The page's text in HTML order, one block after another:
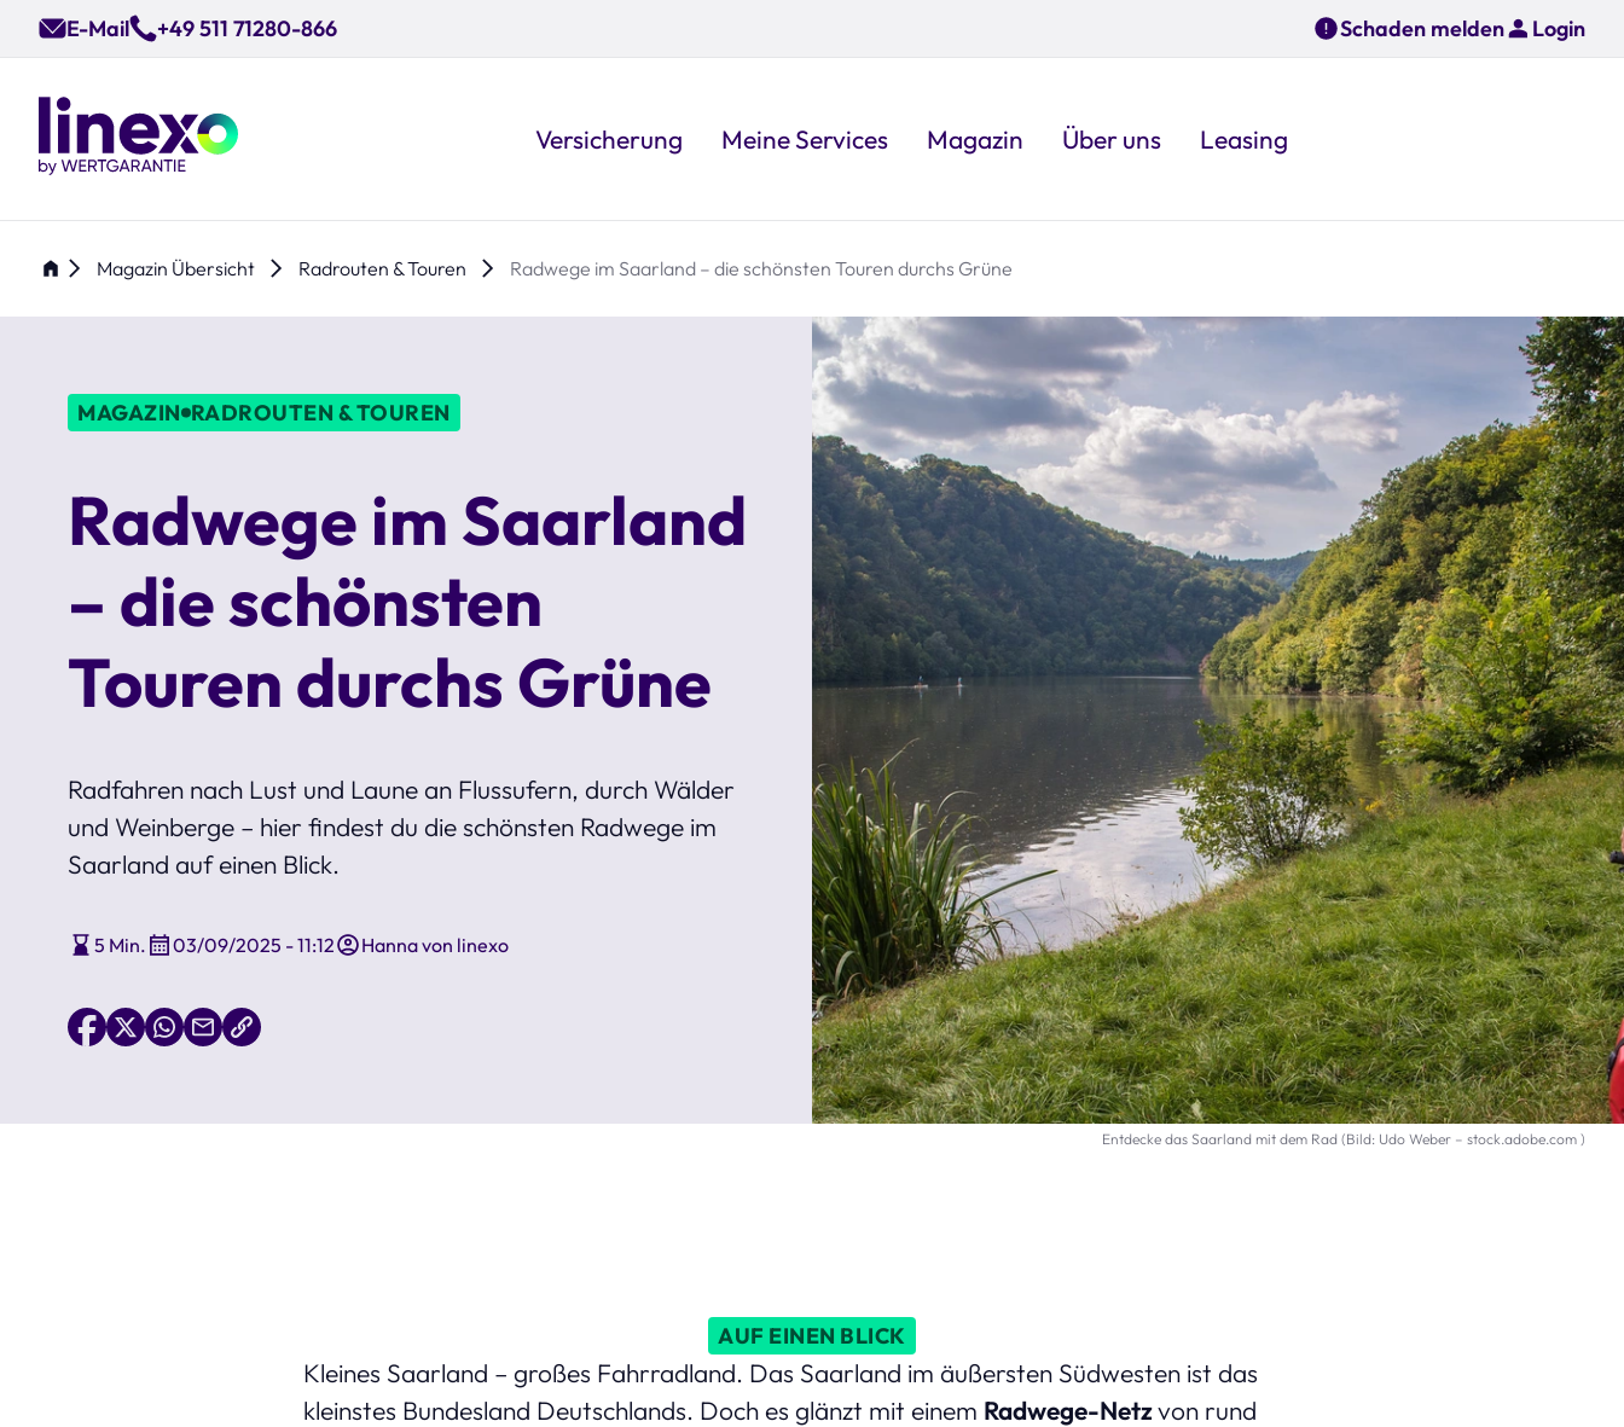
Skip
content
E-Mail +49 511 71280-866 Schaden melden Login
Versicherung Meine Services Magazin Über uns Leasing
Magazin Übersicht Radrouten & Touren Radwege im Saarland – die schönsten Touren durchs Grüne
Entdecke das Saarland mit dem Rad (Bild: Udo Weber – stock.adobe.com )
MAGAZIN RADROUTEN & TOUREN
Radwege im Saarland
– die schönsten
Touren durchs Grüne
Radfahren nach Lust und Laune an Flussufern, durch Wälder
und Weinberge – hier findest du die schönsten Radwege im
Saarland auf einen Blick.
5 Min. 03/09/2025 - 11:12 Hanna von linexo
AUF EINEN BLICK
Kleines Saarland – großes Fahrradland. Das Saarland im äußersten Südwesten ist das
kleinstes Bundesland Deutschlands. Doch es glänzt mit einem Radwege-Netzvon rund